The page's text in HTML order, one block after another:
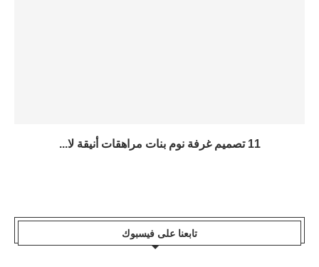
11 تصميم غرفة نوم بنات مراهقات أنيقة لا...
تابعنا على فيسبوك